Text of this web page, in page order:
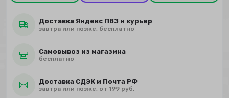
Доставка Яндекс ПВЗ и курьер
завтра или позже, бесплатно
Самовывоз из магазина
бесплатно
Доставка СДЭК и Почта РФ
завтра или позже, от 199 руб.